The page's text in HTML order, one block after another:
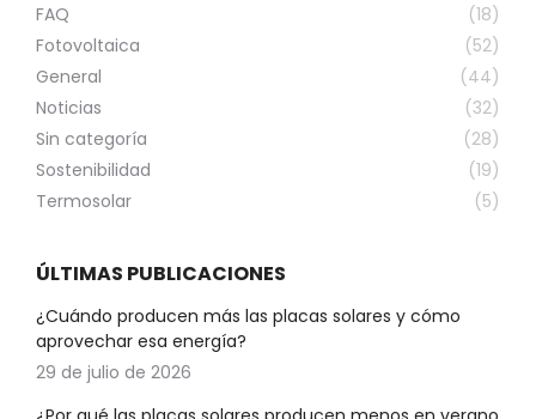
FAQ
(18)
Fotovoltaica
(52)
General
(44)
Noticias
(32)
Sin categoría
(28)
Sostenibilidad
(19)
Termosolar
(5)
ÚLTIMAS PUBLICACIONES
¿Cuándo producen más las placas solares y cómo
aprovechar esa energía?
29 de julio de 2026